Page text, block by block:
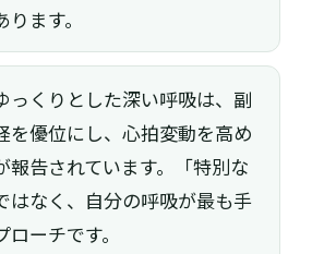
ます。
っくりとした深い呼吸は、副
を優位にし、心拍変動を高め
報告されています。「特別な
はなく、自分の呼吸が最も手
ーチです。